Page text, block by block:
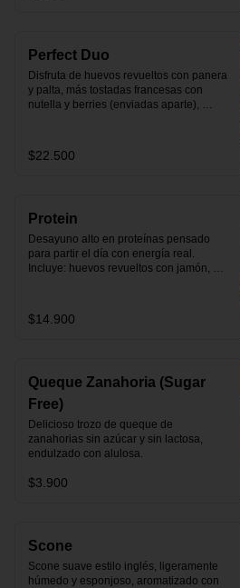
Perfect Duo
Disfruta de huevos revueltos con panera
y palta, más tostadas francesas con
nutella y berries (enviadas aparte),
mermelada de arándanos y granola
hecha en casa.
$22.500
Protein
Desayuno alto en proteínas pensado
para partir el día con energía real.
Incluye: huevos revueltos con jamón,
mermelada de arándanos y granola
receta exclusiva The Breakfast, porción
$14.900
Queque Zanahoria (Sugar
Free)
Delicioso trozo de queque de
zanahorias sin azúcar y sin lactosa,
endulzado con alulosa.
$3.900
Scone
Scone suave estilo inglés, ligeramente
húmedo y esponjoso, aromatizado con